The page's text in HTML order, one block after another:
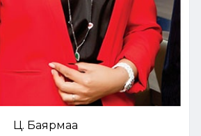
Ц. Баярмаа